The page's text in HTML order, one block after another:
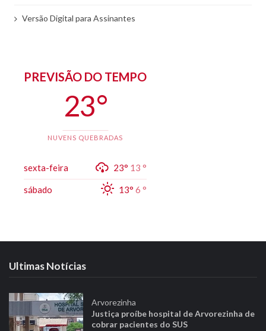
Versão Digital para Assinantes
PREVISÃO DO TEMPO
23 °
NUVENS QUEBRADAS
sexta-feira 23° 13 °
sábado 13° 6 °
Ultimas Notícias
Arvorezinha
Justiça proíbe hospital de Arvorezinha de
cobrar pacientes do SUS